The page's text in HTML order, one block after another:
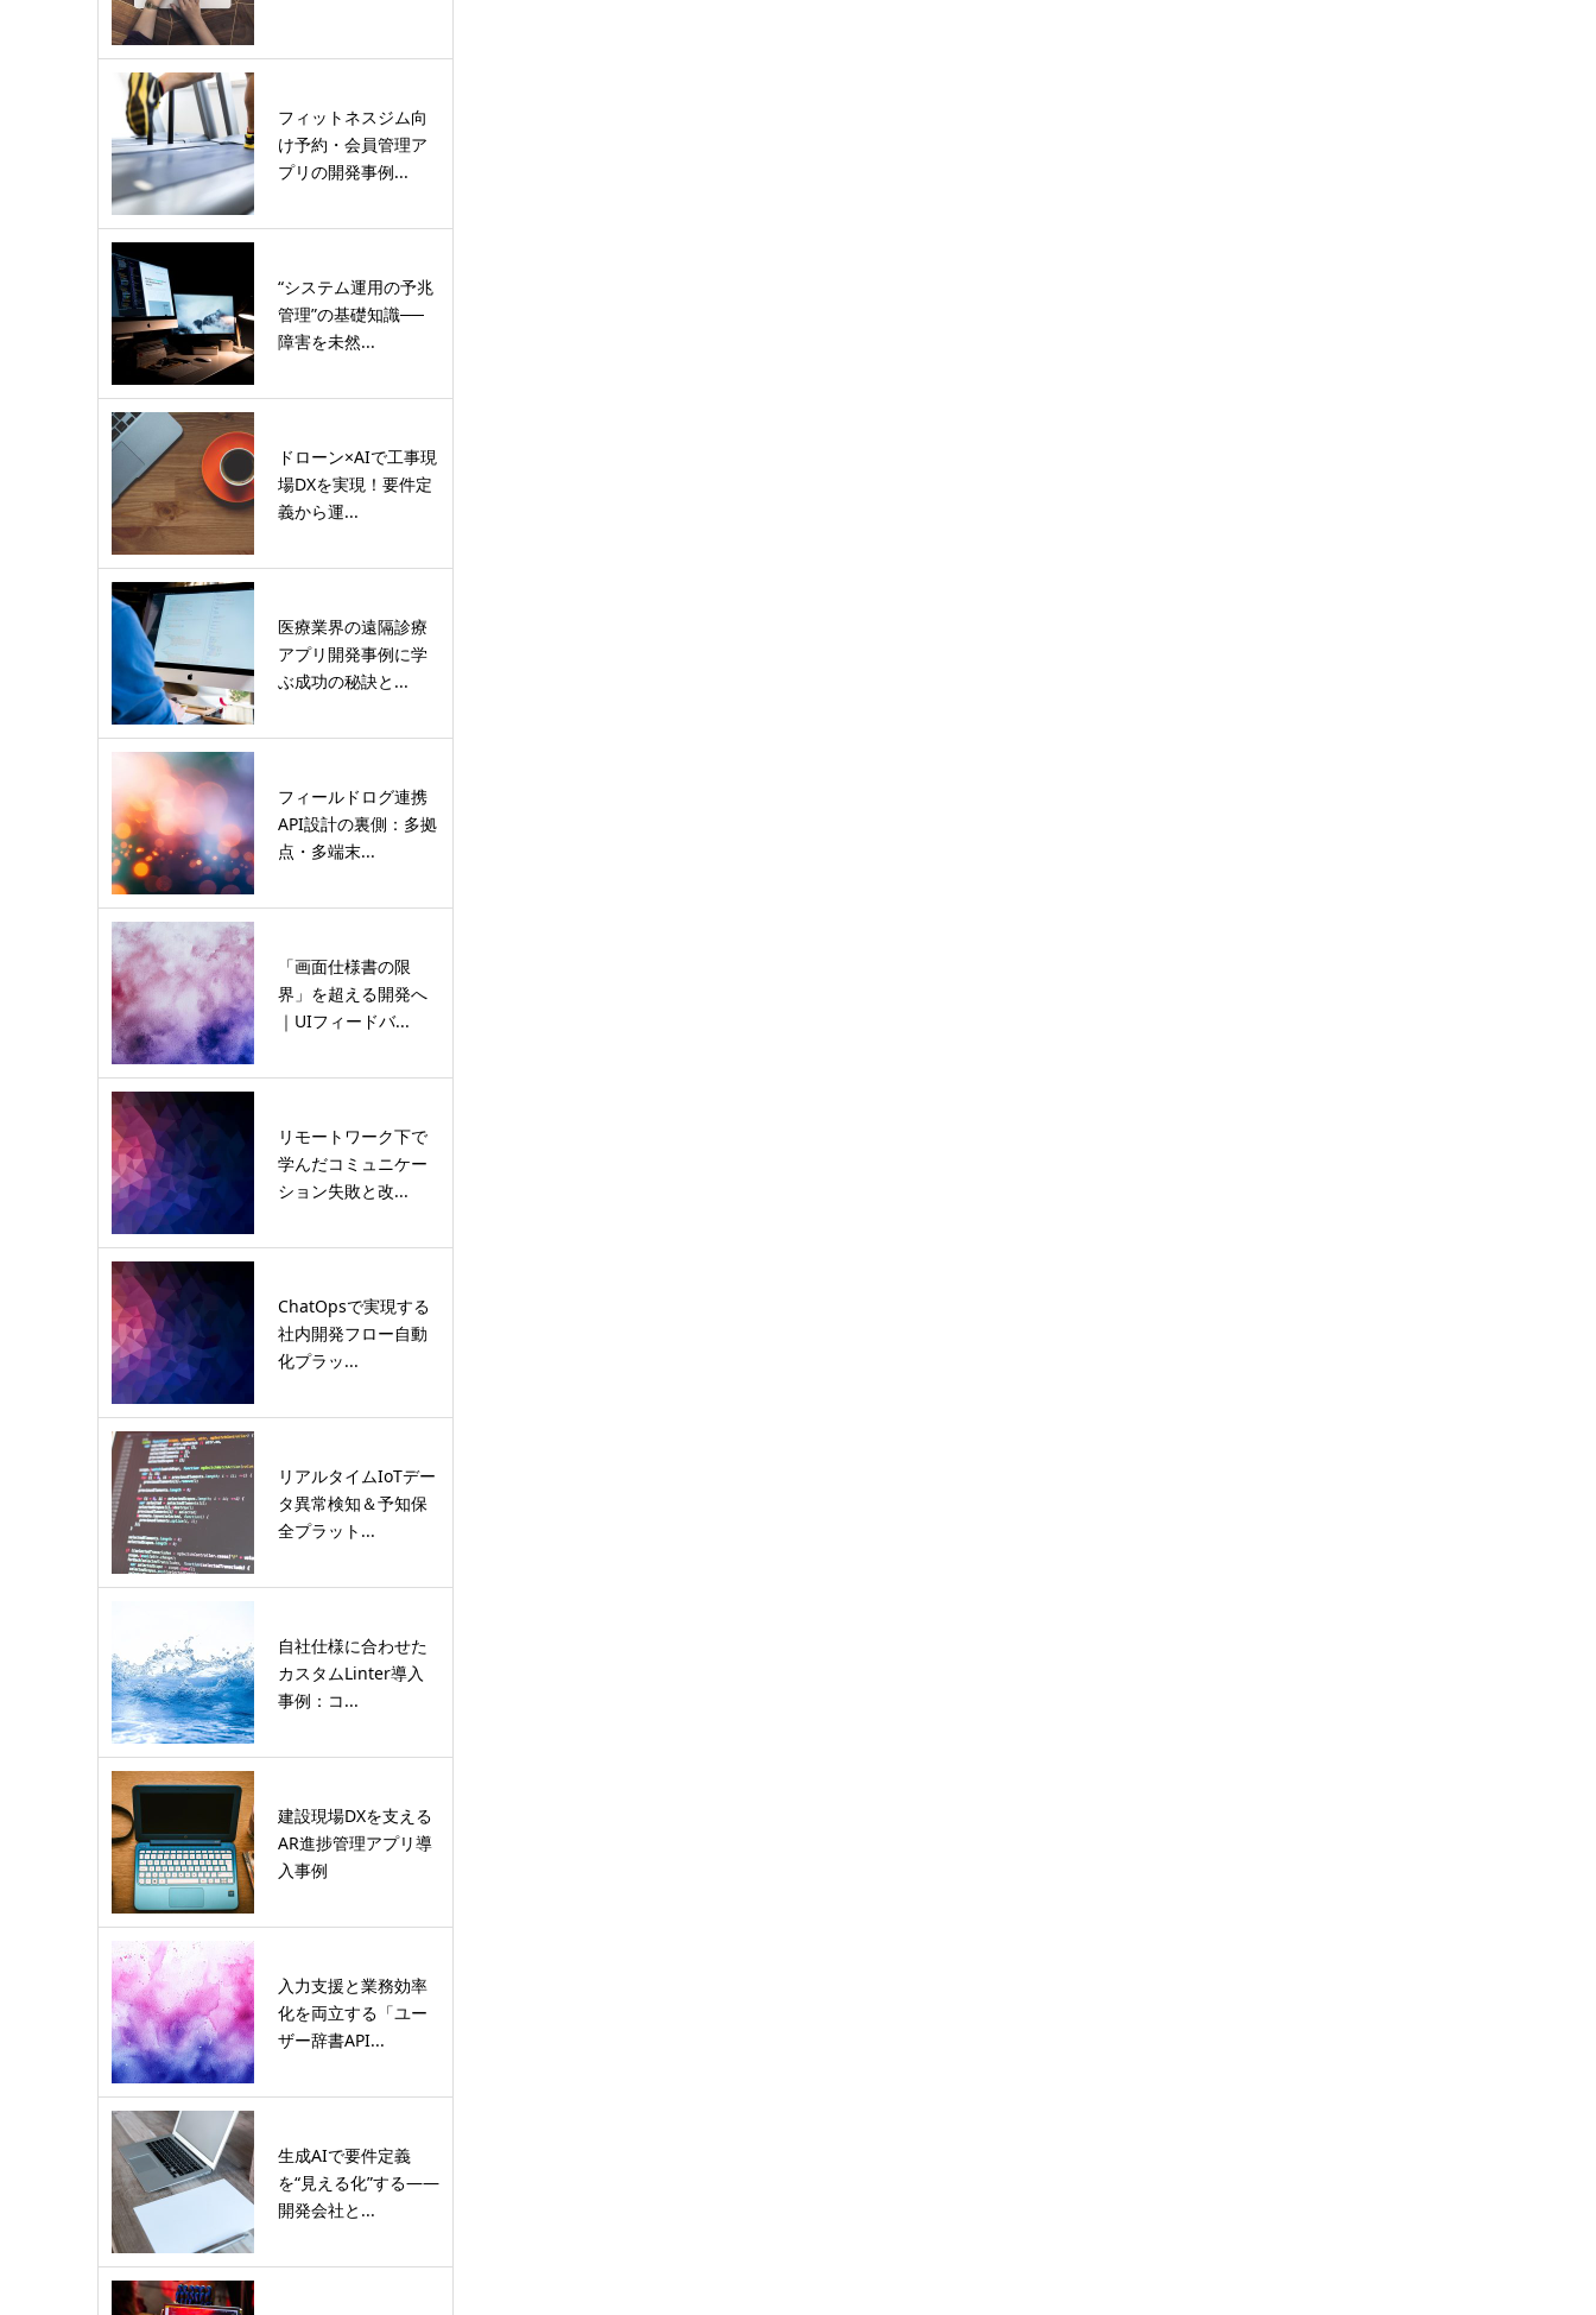
フィットネスジム向
け予約・会員管理ア
プリの開発事例...
“システム運用の予兆
管理”の基礎知識──
障害を未然...
ドローン×AIで工事現
場DXを実現！要件定
義から運...
医療業界の遠隔診療
アプリ開発事例に学
ぶ成功の秘訣と...
フィールドログ連携
API設計の裏側：多拠
点・多端末...
「画面仕様書の限
界」を超える開発へ
｜UIフィードバ...
リモートワーク下で
学んだコミュニケー
ション失敗と改...
ChatOpsで実現する
社内開発フロー自動
化プラッ...
リアルタイムIoTデー
タ異常検知＆予知保
全プラット...
自社仕様に合わせた
カスタムLinter導入
事例：コ...
建設現場DXを支える
AR進捗管理アプリ導
入事例
入力支援と業務効率
化を両立する「ユー
ザー辞書API...
生成AIで要件定義
を“見える化”する――
開発会社と...